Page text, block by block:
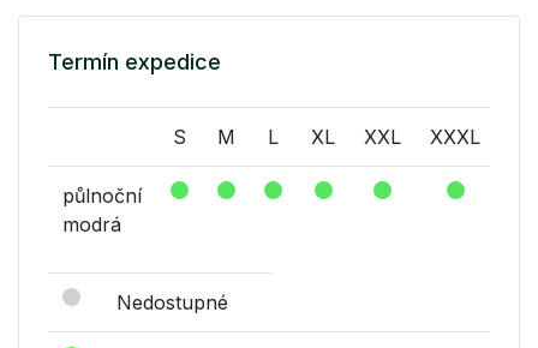
Termín expedice
S M L XL XXL XXXL
půlnoční
modrá
Nedostupné